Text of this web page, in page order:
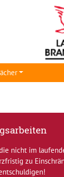
nicht im
zu